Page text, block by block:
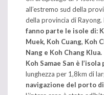
all’estremo sud della
della provincia di Rayong.
fanno parte le isole di:
Muek, Koh Cuang, Koh
Nang e Koh Chang Klua.
Koh Samae San è
lunghezza per 1,8km di
navigazione del porto